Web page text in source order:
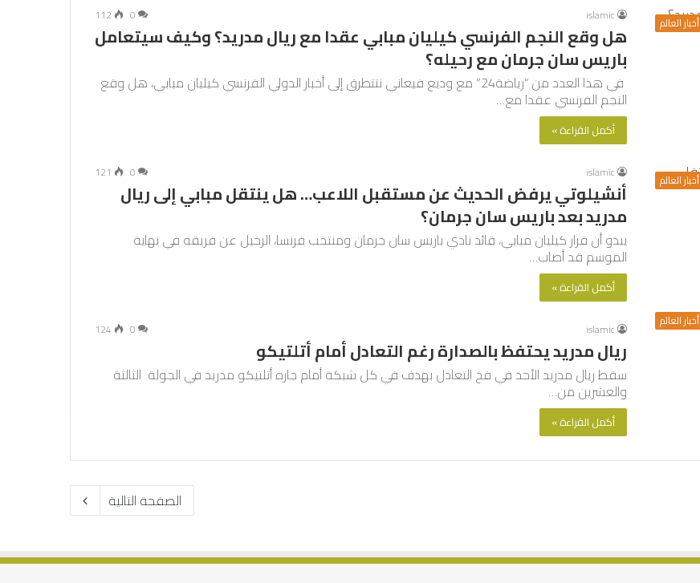
أخبار العالم islamic
0
112
هل وقع النجم الفرنسي كيليان مبابي عقدا مع ريال مدريد؟ وكيف سيتعامل
باريس سان جرمان مع رحيله؟
في هذا العدد من “رياضة24” مع وديع فيعاني نتتطرق إلى أخبار الدولي الفرنسي كيليان مبابي، هل وقع
النجم الفرنسي عقدا مع…
أكمل القراءة »
أخبار العالم islamic
0
121
أنشيلوتي يرفض الحديث عن مستقبل اللاعب… هل ينتقل مبابي إلى ريال
مدريد بعد باريس سان جرمان؟
يبدو أن قرار كيليان مبابي، قائد نادي باريس سان جرمان ومنتخب فرنسا، الرحيل عن فريقه في نهاية
الموسم قد أصاب…
أكمل القراءة »
أخبار العالم islamic
0
124
ريال مدريد يحتفظ بالصدارة رغم التعادل أمام أتلتيكو
سقط ريال مدريد الأحد في فخ التعادل بهدف في كل شبكة أمام جاره أتلتيكو مدريد في الجولة الثالثة
والعشرين من…
أكمل القراءة »
الصفحة التالية